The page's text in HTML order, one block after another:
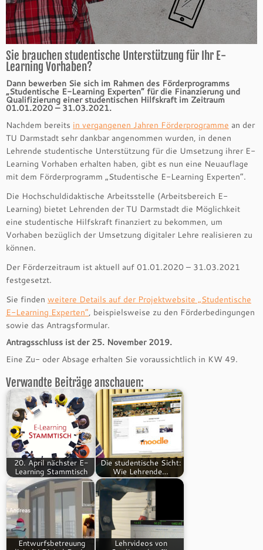
Sie brauchen studentische Unterstützung für Ihr E-
Learning Vorhaben?
Dann bewerben Sie sich im Rahmen des Förderprogramms
„Studentische E-Learning Experten“ für die Finanzierung und
Qualifizierung einer studentischen Hilfskraft im Zeitraum
01.01.2020 – 31.03.2021.
Nachdem bereits in vergangenen Jahren Förderprogramme an der
TU Darmstadt sehr dankbar angenommen wurden, in denen
Lehrende studentische Unterstützung für die Umsetzung ihrer E-
Learning Vorhaben erhalten haben, gibt es nun eine Neuauflage
mit dem Förderprogramm „Studentische E-Learning Experten“.
Die Hochschuldidaktische Arbeitsstelle (Arbeitsbereich E-
Learning) bietet Lehrenden der TU Darmstadt die Möglichkeit
eine studentische Hilfskraft finanziert zu bekommen, um
Vorhaben bezüglich der Umsetzung digitaler Lehre realisieren zu
können.
Der Förderzeitraum ist aktuell auf 01.01.2020 – 31.03.2021
festgesetzt.
Sie finden weitere Details auf der Projektwebsite „Studentische
E-Learning Experten“, beispielsweise zu den Förderbedingungen
sowie das Antragsformular.
Antragsschluss ist der 25. November 2019.
Eine Zu- oder Absage erhalten Sie voraussichtlich in KW 49.
Verwandte Beiträge anschauen:
20. April nächster E-
Learning Stammtisch
Die studentische Sicht:
Wie Lehrende…
Entwurfsbetreuung
Lehrvideos von